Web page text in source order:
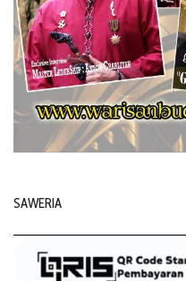
SAWERIA